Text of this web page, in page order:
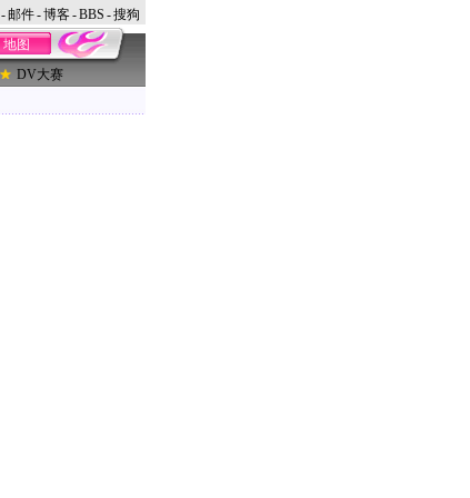
-邮件-博客-BBS -搜狗
地图
DV大赛